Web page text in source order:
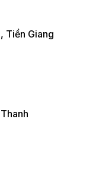
Tiền Giang